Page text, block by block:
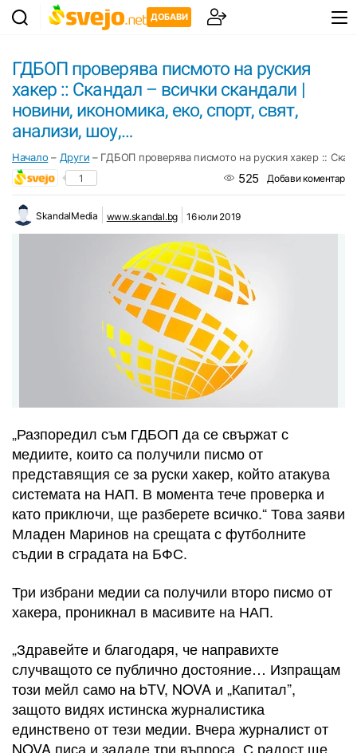
ДОБАВИ
ГДБОП проверява писмото на руския
хакер :: Скандал – всички скандали |
новини, икономика, еко, спорт, свят,
анализи, шоу,…
Начало – Други – ГДБОП проверява писмото на руския хакер ::
1 525 Добави коментар
SkandalMedia www.skandal.bg 16 юли 2019
„Разпоредил съм ГДБОП да се свържат с
медиите, които са получили писмо от
представящия се за руски хакер, който атакува
системата на НАП. В момента тече проверка и
като приключи, ще разберете всичко.“ Това заяви
Младен Маринов на срещата с футболните
съдии в сградата на БФС.
Три избрани медии са получили второ писмо от
хакера, проникнал в масивите на НАП.
„Здравейте и благодаря, че направихте
случващото се публично достояние… Изпращам
този мейл само на bTV, NOVA и „Капитал”,
защото видях истинска журналистика
единствено от тези медии. Вчера журналист от
NOVA писа и зададе три въпроса. С радост ще